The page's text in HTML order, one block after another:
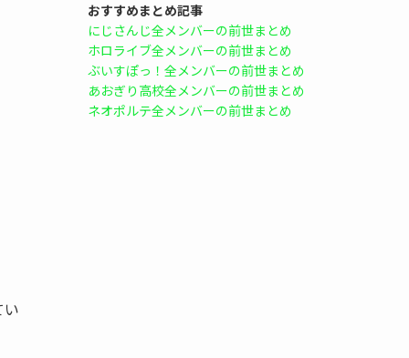
おすすめまとめ記事
にじさんじ全メンバーの前世まとめ
ホロライブ全メンバーの前世まとめ
ぶいすぽっ！全メンバーの前世まとめ
あおぎり高校全メンバーの前世まとめ
ネオポルテ全メンバーの前世まとめ